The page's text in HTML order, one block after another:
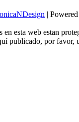
|
en esta web estan
publicado, por favor,